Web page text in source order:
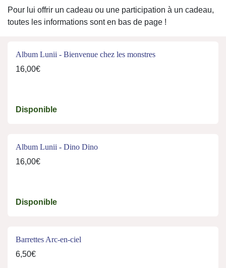
Pour lui offrir un cadeau ou une participation à un cadeau,
toutes les informations sont en bas de page !
Album Lunii - Bienvenue chez les monstres
16,00€
Disponible
Album Lunii - Dino Dino
16,00€
Disponible
Barrettes Arc-en-ciel
6,50€